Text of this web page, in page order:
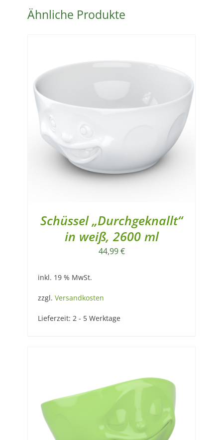
Ähnliche Produkte
Schüssel „Durchgeknallt“
in weiß, 2600 ml
44,99€
inkl. 19 % MwSt.
zzgl. Versandkosten
Lieferzeit: 2 - 5 Werktage